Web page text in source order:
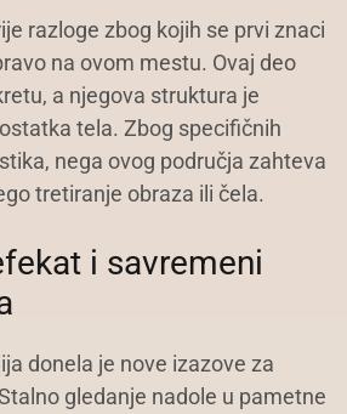
razloge zbog kojih se prvi znaci
na ovom mestu. Ovaj deo
a njegova struktura je
tela. Zbog specifičnih
nega ovog područja zahteva
tretiranje obraza ili čela.
i savremeni
donela je nove izazove za
gledanje nadole u pametne